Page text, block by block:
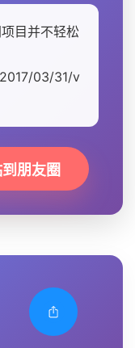
目并不轻松
03/31/v
朋友圈